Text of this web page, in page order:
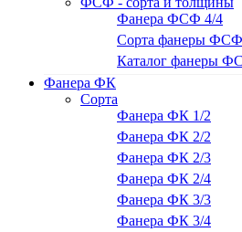
Фанера ФСФ 4/4
Сорта фанеры ФСФ
Каталог фанеры
Фанера ФК
Сорта
Фанера ФК 1/2
Фанера ФК 2/2
Фанера ФК 2/3
Фанера ФК 2/4
Фанера ФК 3/3
Фанера ФК 3/4